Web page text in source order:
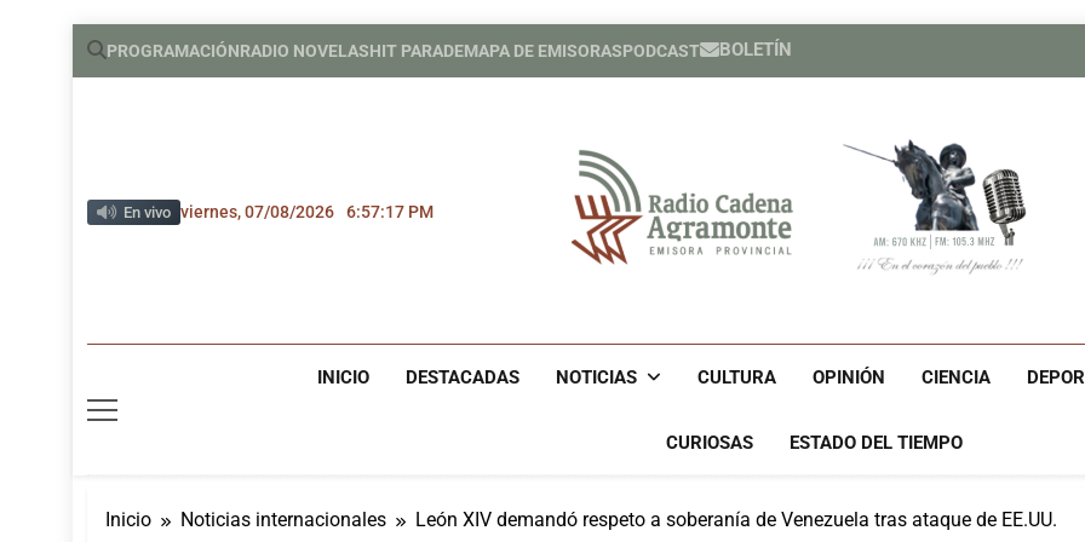
Saltar
PROGRAMACIÓNRADIO NOVELASHIT PARADEMAPA DE EMISORASPODCAST BOLETÍN
Héroe
Héroe
España
En vivo viernes, 07/08/2026 6:57:18 PM
Radio Cadena
INICIO DESTACADAS NOTICIAS CULTURA OPINIÓN CIENCIA
CURIOSAS ESTADO DEL TIEMPO
Inicio Noticias internacionales León XIV demandó respeto a soberanía de Venezuela tras ataque de EE.UU.